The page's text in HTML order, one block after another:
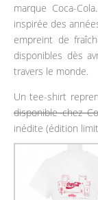
marque Coca-
inspirée des
empreint de
disponibles dès
travers le monde.
Un tee-shirt
disponible chez
inédite (édition